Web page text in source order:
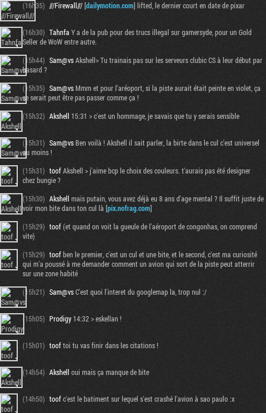
(16h35) ///Firewall///[dailymotion.com] lifted, le dernier court en date de pixar
(16h30) Tahnfa Y a de la pub pour des trucs illegal sur gamersyde, pour un Gold
Seller de WoW entre autre.
(15h44) Sam@vsAkshell> Tu trainais pas sur les serveurs clubic CS à leur début par
hasard ?
(15h35) Sam@vsMmm et pour l'aréoport, si la piste aurait était peinte en violet, ça
se serait peut être pas passer comme ça !
(15h32) Akshell 15:31 > c'est un hommage, je savais que tu y serais sensible
(15h31) Sam@vsBen voilà ! Akshell il sait parler, la birte dans le cul c'est universel
au moins !
(15h31) toofAkshell > j'aime bcp le choix des couleurs. t'aurais pas été designer
chez bungie ?
(15h30) Akshell mais putain, vous avez déjà eu 8 ans d'age mental ? Il suffit juste de
voir mon bite dans ton cul là [pix.nofrag.com]
(15h29) toof(et quand on voit la gueule de l'aéroport de congonhas, on comprend
vite)
(15h29) toofben le premier, c'est un cul et une bite, et le second, c'est ma curiosité
qui m'a poussé à me demander comment un avion qui sort de la piste peut atterrir
sur une zone habité
(15h21) Sam@vsC'est quoi l'interet du googlemap la, trop nul :/
(15h05) Prodigy14:32 > eskellan !
(15h01) tooftoi tu vas finir dans les citations !
(14h54) Akshell oui mais ça manque de bite
(14h50) toofc'est le batiment sur lequel s'est crashé l'avion à sao paulo :x